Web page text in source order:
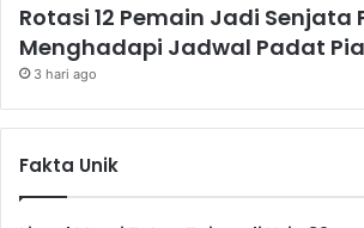
Rotasi 12 Pemain Jadi Senjata
Menghadapi Jadwal Padat
3 hari ago
Fakta Unik